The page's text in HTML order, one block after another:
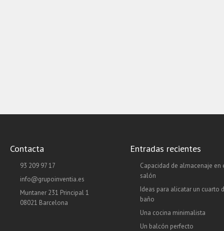
Contacta
93 209 97 17
info@grupoinventia.es
Muntaner 231 Principal 1
08021 Barcelona
Entradas recientes
Capacidad de almacenaje en
salón
Ideas para alicatar un cuarto
baño
Una cocina minimalista
Un balcón perfecto